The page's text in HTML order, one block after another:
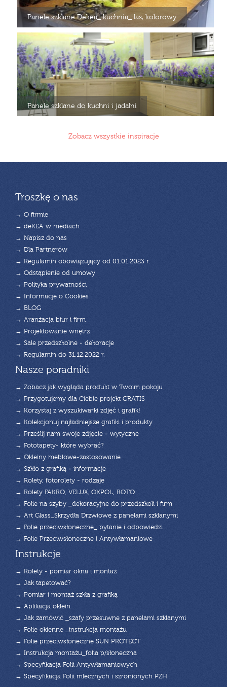
Panele szklane Dekea_ kuchnia_ las, kolorowy
Panele szklane do kuchni i jadalni
Zobacz wszystkie inspiracje
Troszkę o nas
→ O firmie
→ deKEA w mediach
→ Napisz do nas
→ Dla Partnerów
→ Regulamin obowiązujący od 01.01.2023 r.
→ Odstąpienie od umowy
→ Polityka prywatności
→ Informacje o Cookies
→ BLOG
→ Aranżacja biur i firm
→ Projektowanie wnętrz
→ Sale przedszkolne - dekoracje
→ Regulamin do 31.12.2022 r.
Nasze poradniki
→ Zobacz jak wygląda produkt w Twoim pokoju
→ Przygotujemy dla Ciebie projekt GRATIS
→ Korzystaj z wyszukiwarki zdjęć i grafik!
→ Kolekcjonuj najładniejsze grafiki i produkty
→ Prześlij nam swoje zdjęcie - wytyczne
→ Fototapety- które wybrać?
→ Okleiny meblowe-zastosowanie
→ Szkło z grafiką - informacje
→ Rolety, fotorolety - rodzaje
→ Rolety FAKRO, VELUX, OKPOL, ROTO
→ Folie na szyby _dekoracyjne do przedszkoli i firm
→ Art Glass_Skrzydła Drzwiowe z panelami szklanymi
→ Folie przeciwsłoneczne_ pytanie i odpowiedzi
→ Folie Przeciwsłoneczne i Antywłamaniowe
Instrukcje
→ Rolety - pomiar okna i montaż
→ Jak tapetować?
→ Pomiar i montaż szkła z grafiką
→ Aplikacja oklein
→ Jak zamówić _szafy przesuwne z panelami szklanymi
→ Folie okienne _instrukcja montażu
→ Folie przeciwsłoneczne SUN PROTECT
→ Instrukcja montażu_folia p/słoneczna
→ Specyfikacja Folii Antywłamaniowych
→ Specyfikacja Folii mlecznych i szronionych PZH